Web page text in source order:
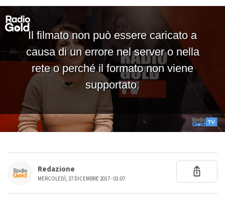
Redazione
MERCOLEDÌ, 27 DICEMBRE 2017 - 01:07